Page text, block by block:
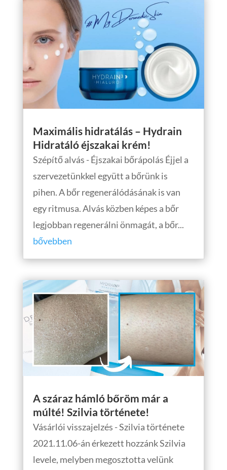
Maximális hidratálás – Hydrain
Hidratáló éjszakai krém!
Szépítő alvás - Éjszakai bőrápolás Éjjel a
szervezetünkkel együtt a bőrünk is
pihen. A bőr regenerálódásának is van
egy ritmusa. Alvás közben képes a bőr
legjobban regenerálni önmagát, a bőr...
bővebben
A száraz hámló bőröm már a
múlté! Szilvia története!
Vásárlói visszajelzés - Szilvia története
2021.11.06-án érkezett hozzánk Szilvia
levele, melyben megosztotta velünk